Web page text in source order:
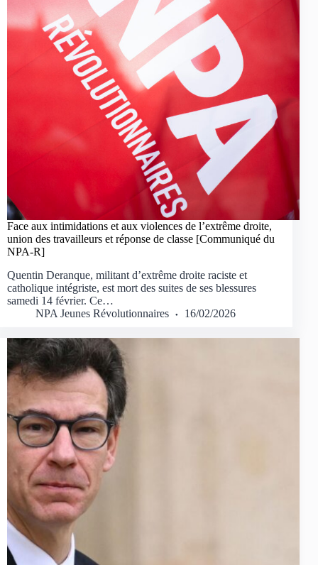
Face aux intimidations et aux violences de l’extrême droite,
union des travailleurs et réponse de classe [Communiqué du
NPA-R]
Quentin Deranque, militant d’extrême droite raciste et
catholique intégriste, est mort des suites de ses blessures
samedi 14 février. Ce…
NPA Jeunes Révolutionnaires
16/02/2026